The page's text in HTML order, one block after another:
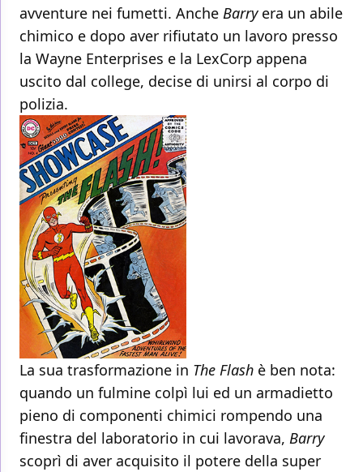
avventure nei fumetti. Anche Barryera un abile
chimico e dopo aver rifiutato un lavoro presso
la Wayne Enterprises e la LexCorp appena
uscito dal college, decise di unirsi al corpo di
polizia.
La sua trasformazione in The Flash è ben nota:
quando un fulmine colpì lui ed un armadietto
pieno di componenti chimici rompendo una
finestra del laboratorio in cui lavorava, Barry
scoprì di aver acquisito il potere della super